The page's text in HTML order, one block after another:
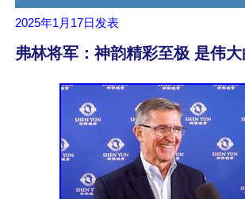
2025年1月17日 发表
弗林将军：神韵精彩至极 是伟大